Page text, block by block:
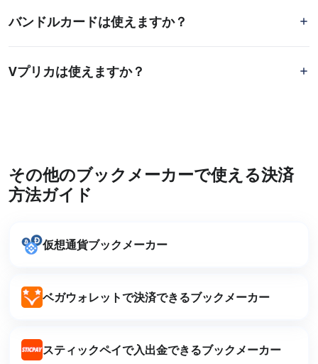
まず、カード情報や利用限度額、3Dセキュアの設定を確認
してください。それでも解決しない場合は、ブックメーカ
バンドルカードは使えますか？
バンドルカードなどのプリペイド式カードは、一部のブッ
クメーカーで利用できる場合がありますが、対応状況はサ
Vプリカは使えますか？
することをおすすめします。
その他のブックメーカーで使える決済
方法ガイド
仮想通貨ブックメーカー
ベガウォレットで決済できるブックメーカー
スティックペイで入出金できるブックメーカー